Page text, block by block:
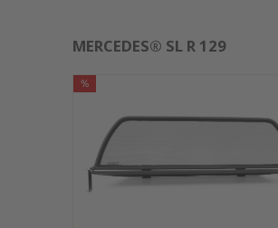
MERCEDES® SL R 129
%